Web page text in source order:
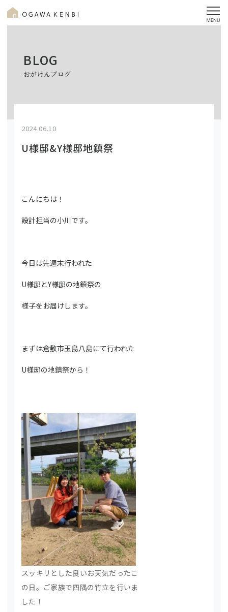
BLOG
おがけんブログ
2024.06.10
U様邸&Y様邸地鎮祭
こんにちは！
設計担当の小川です。
今日は先週末行われた
U様邸とY様邸の地鎮祭の
様子をお届けします。
まずは倉敷市玉島八島にて行われた
U様邸の地鎮祭から！
スッキリとした良いお天気だったこ
の日。ご家族で四隅の竹立を行いま
した！